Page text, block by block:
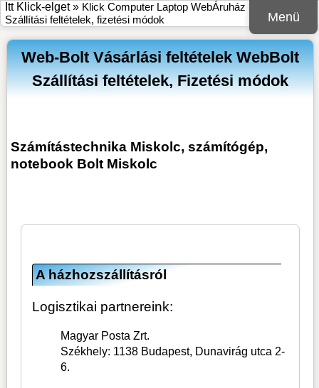
Menü
Itt Klick-elget » Klick Computer Laptop WebÁruház
Szállítási feltételek, fizetési módok
Web-Bolt Vásárlási feltételek WebBolt
Szállítási feltételek, Fizetési módok
Számítástechnika Miskolc, számítógép,
notebook Bolt Miskolc
A házhozszállításról
Logisztikai partnereink:
Magyar Posta Zrt.
Székhely: 1138 Budapest, Dunavirág utca 2-
6.